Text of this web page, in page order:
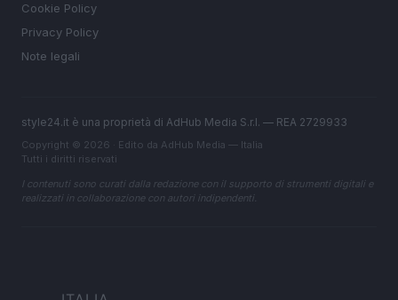
Cookie Policy
Privacy Policy
Note legali
style24.it è una proprietà di AdHub Media S.r.l. — REA 2729933
Copyright © 2026 · Edito da AdHub Media — Italia
Tutti i diritti riservati
I contenuti sono curati dalla redazione con il supporto di strumenti digitali e
realizzati in collaborazione con autori indipendenti.